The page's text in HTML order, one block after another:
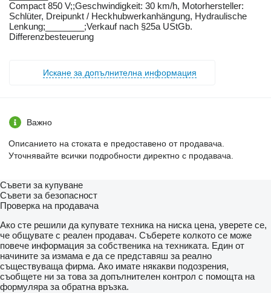
Compact 850 V;;Geschwindigkeit: 30 km/h, Motorhersteller:
Schlüter, Dreipunkt / Heckhubwerkanhängung, Hydraulische
Lenkung;________;Verkauf nach §25a UStGb.
Differenzbesteuerung
Искане за допълнителна информация
Важно
Описанието на стоката е предоставено от продавача.
Уточнявайте всички подробности директно с продавача.
Съвети за купуване
Съвети за безопасност
Проверка на продавача
Ако сте решили да купувате техника на ниска цена, уверете се,
че общувате с реален продавач. Съберете колкото се може
повече информация за собственика на техниката. Един от
начините за измама е да се представяш за реално
съществуваща фирма. Ако имате някакви подозрения,
съобщете ни за това за допълнителен контрол с помощта на
формуляра за обратна връзка.